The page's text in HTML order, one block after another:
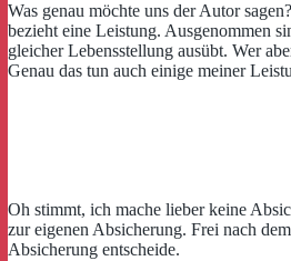
Was genau möchte uns der Autor
bezieht eine Leistung. Ausgenommen
gleicher Lebensstellung ausübt. Wer
Genau das tun auch einige meiner
Oh stimmt, ich mache lieber keine
zur eigenen Absicherung. Frei nach
Absicherung entscheide.